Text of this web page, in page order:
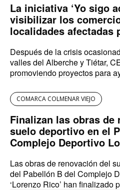
La iniciativa ‘Yo sigo
visibilizar los
localidades afectadas
Después de la crisis
valles del Alberche y Tiétar,
promoviendo proyectos para
COMARCA COLMENAR VIEJO
Finalizan las obras de
suelo deportivo en el
Complejo Deportivo
Las obras de renovación del
del Pabellón B del Complejo
‘Lorenzo Rico’ han finalizado